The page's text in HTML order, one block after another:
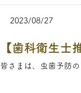
2023/08/27
【歯科衛生士
皆さまは、虫歯予防